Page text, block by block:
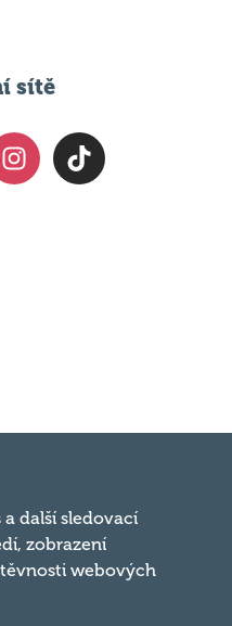
sítě
další sledovací
zobrazení
webových